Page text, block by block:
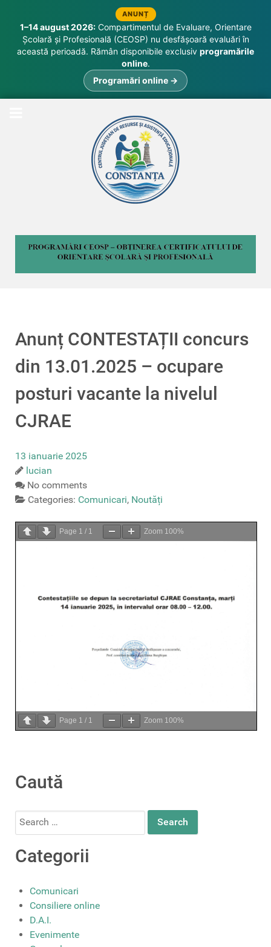
ANUNȚ
1–14 august 2026:Compartimentul de Evaluare, Orientare
Școlară și Profesională (CEOSP) nu desfășoară evaluări în
această perioadă. Rămân disponibile exclusiv programările
online.
Programări online →
Anunț CONTESTAȚII concurs
din 13.01.2025 – ocupare
posturi vacante la nivelul
CJRAE
13 ianuarie 2025
lucian
No comments
Categories: Comunicari, Noutăți
Page 1 / 1 Zoom 100%
Page 1 / 1 Zoom 100%
Caută
Search
Categorii
Comunicari
Consiliere online
D.A.I.
Evenimente